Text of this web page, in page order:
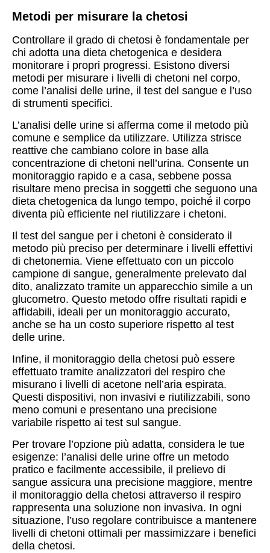
Metodi per misurare la chetosi
Controllare il grado di chetosi è fondamentale per
chi adotta una dieta chetogenica e desidera
monitorare i propri progressi. Esistono diversi
metodi per misurare i livelli di chetoni nel corpo,
come l’analisi delle urine, il test del sangue e l’uso
di strumenti specifici.
L’analisi delle urine si afferma come il metodo più
comune e semplice da utilizzare. Utilizza strisce
reattive che cambiano colore in base alla
concentrazione di chetoni nell’urina. Consente un
monitoraggio rapido e a casa, sebbene possa
risultare meno precisa in soggetti che seguono una
dieta chetogenica da lungo tempo, poiché il corpo
diventa più efficiente nel riutilizzare i chetoni.
Il test del sangue per i chetoni è considerato il
metodo più preciso per determinare i livelli effettivi
di chetonemia. Viene effettuato con un piccolo
campione di sangue, generalmente prelevato dal
dito, analizzato tramite un apparecchio simile a un
glucometro. Questo metodo offre risultati rapidi e
affidabili, ideali per un monitoraggio accurato,
anche se ha un costo superiore rispetto al test
delle urine.
Infine, il monitoraggio della chetosi può essere
effettuato tramite analizzatori del respiro che
misurano i livelli di acetone nell’aria espirata.
Questi dispositivi, non invasivi e riutilizzabili, sono
meno comuni e presentano una precisione
variabile rispetto ai test sul sangue.
Per trovare l’opzione più adatta, considera le tue
esigenze: l’analisi delle urine offre un metodo
pratico e facilmente accessibile, il prelievo di
sangue assicura una precisione maggiore, mentre
il monitoraggio della chetosi attraverso il respiro
rappresenta una soluzione non invasiva. In ogni
situazione, l’uso regolare contribuisce a mantenere
livelli di chetoni ottimali per massimizzare i benefici
della chetosi.